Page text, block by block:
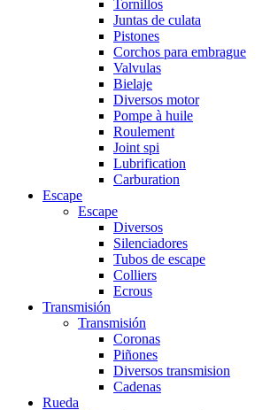
Tornillos
Juntas de culata
Pistones
Corchos para embrague
Valvulas
Bielaje
Diversos motor
Pompe à huile
Roulement
Joint spi
Lubrification
Carburation
Escape
Escape
Diversos
Silenciadores
Tubos de escape
Colliers
Ecrous
Transmisión
Transmisión
Coronas
Piñones
Diversos transmision
Cadenas
Rueda